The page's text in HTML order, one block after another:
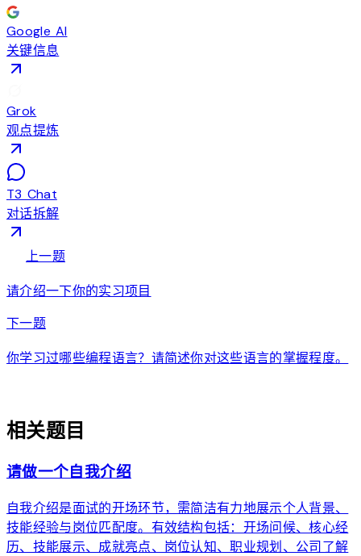
Google AI
关键信息
Grok
观点提炼
T3 Chat
对话拆解
上一题
请介绍一下你的实习项目
下一题arrow_forward
你学习过哪些编程语言？请简述你对这些语言的掌握程度。
相关题目
请做一个自我介绍
自我介绍是面试的开场环节，需简洁有力地展示个人背景、
技能经验与岗位匹配度。有效结构包括：开场问候、核心经
历、技能展示、成就亮点、岗位认知、职业规划、公司了解